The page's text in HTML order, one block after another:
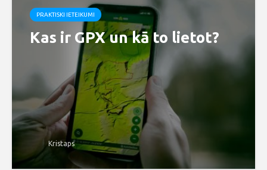
PRAKTISKI IETEIKUMI
Kas ir GPX un kā to lietot?
Kristaps